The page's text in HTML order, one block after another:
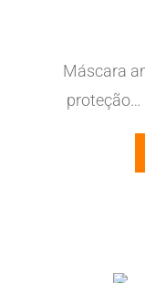
Máscara
proteção…